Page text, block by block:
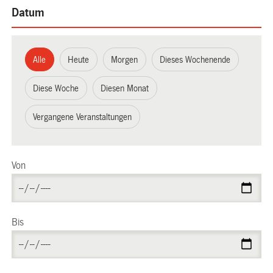
Datum
Alle Heute Morgen Dieses Wochenende
Diese Woche Diesen Monat
Vergangene Veranstaltungen
Von
Bis